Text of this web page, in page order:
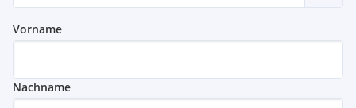
Vorname
Nachname